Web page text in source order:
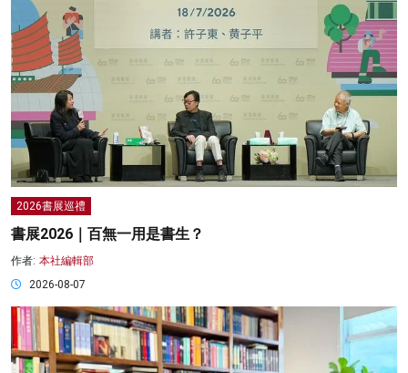
2026書展巡禮
書展2026｜百無一用是書生？
作者: 本社編輯部
2026-08-07